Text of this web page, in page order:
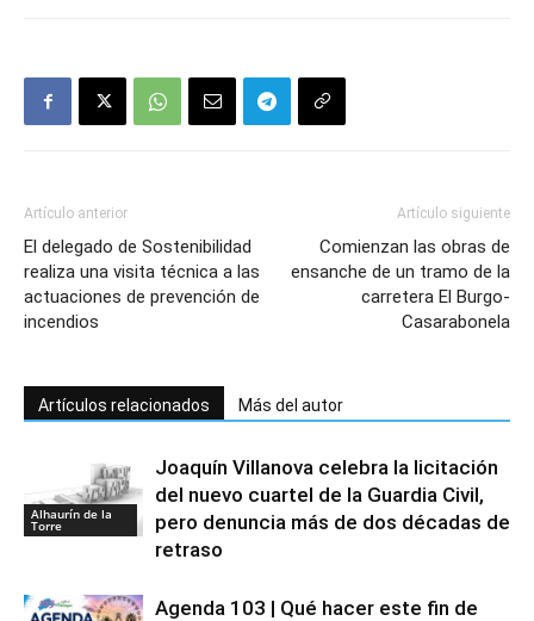
Artículo anterior
El delegado de Sostenibilidad
realiza una visita técnica a las
actuaciones de prevención de
incendios
Artículo siguiente
Comienzan las obras de
ensanche de un tramo de la
carretera El Burgo-
Casarabonela
Artículos relacionados Más del autor
Alhaurín de la
Torre
Joaquín Villanova celebra la licitación
del nuevo cuartel de la Guardia Civil,
pero denuncia más de dos décadas de
retraso
Agenda 103 | Qué hacer este fin de